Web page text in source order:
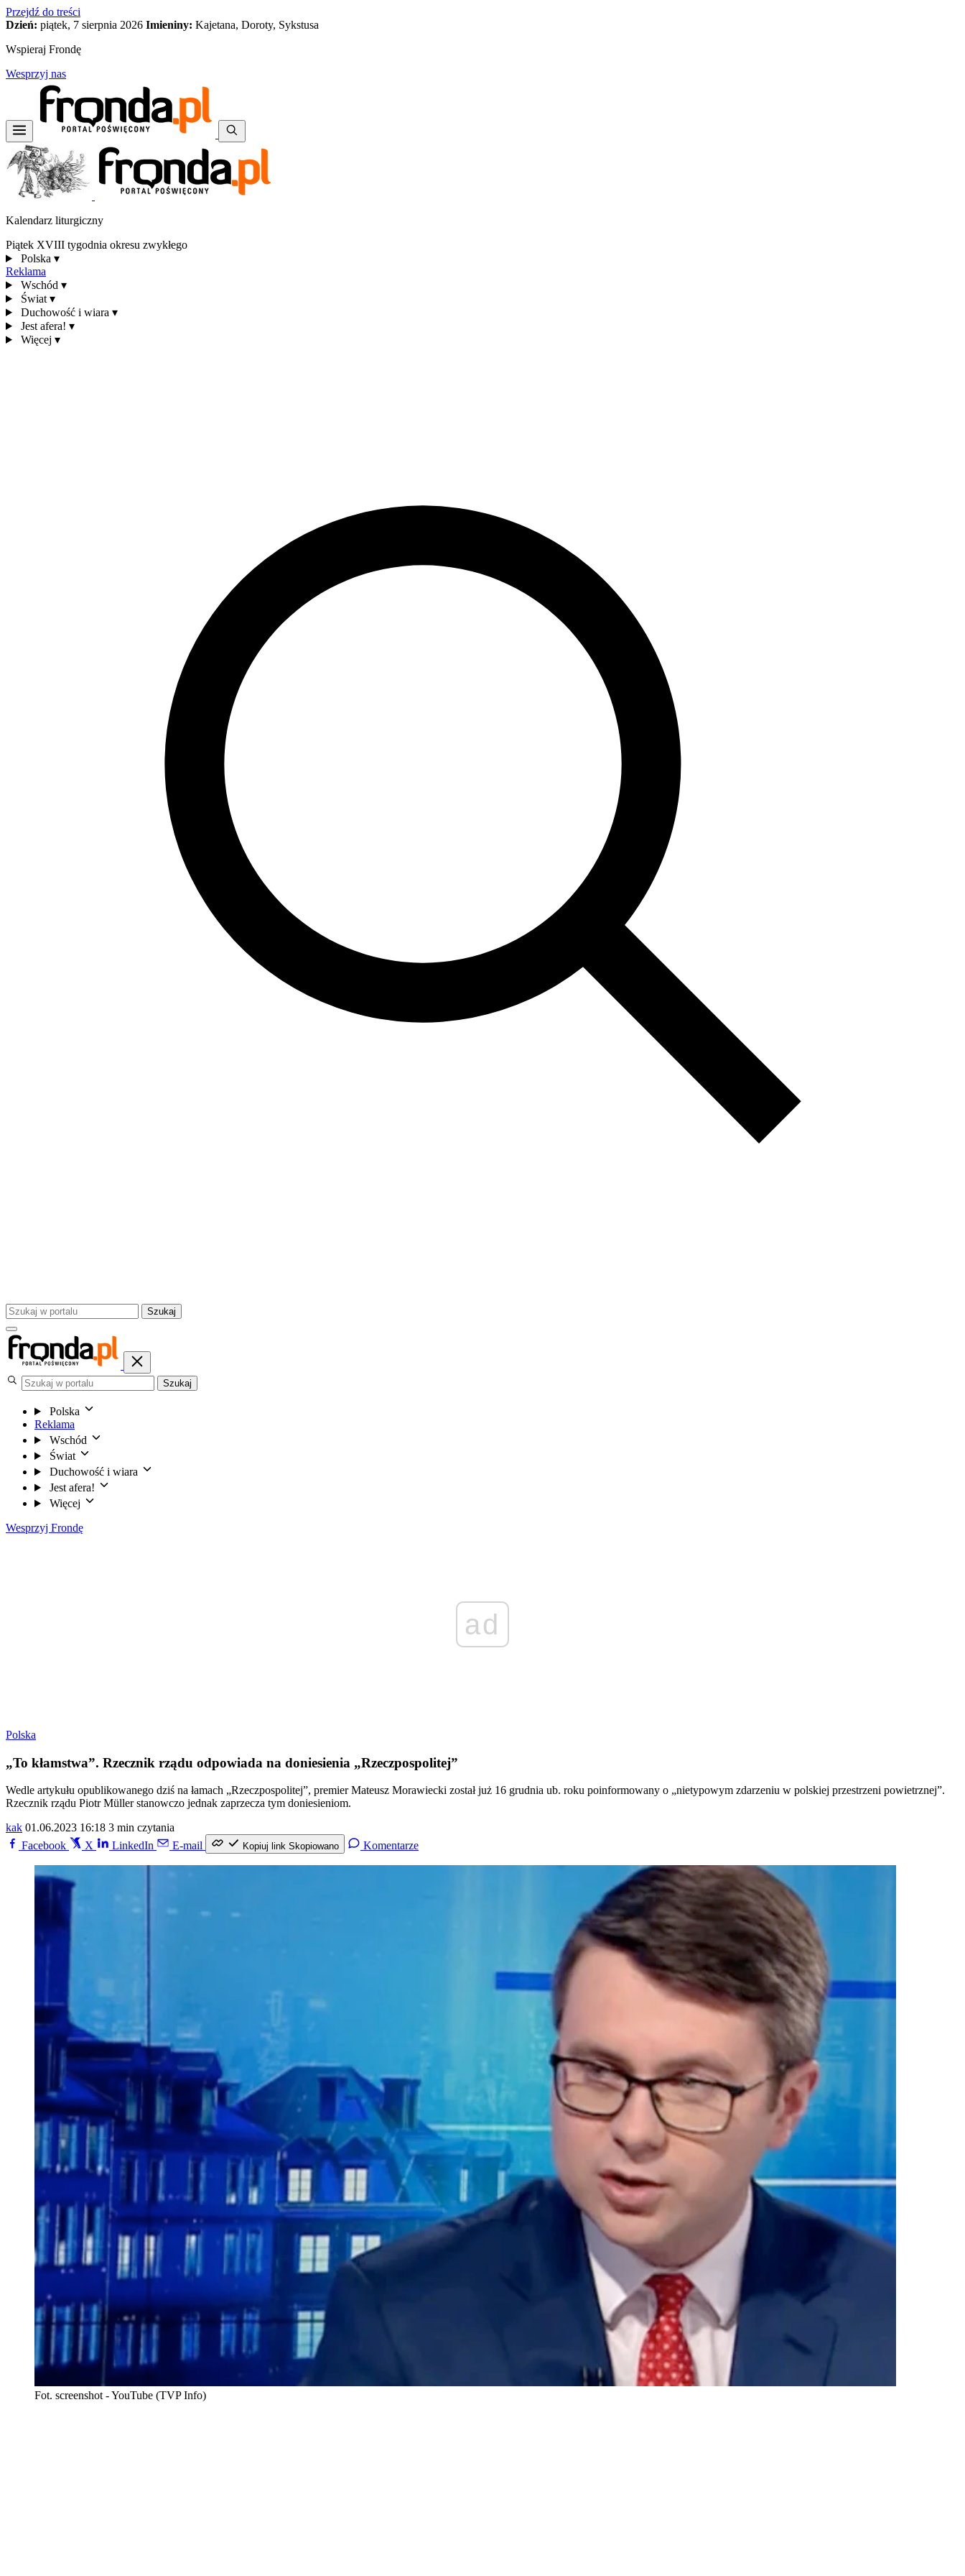
Przejdź do treści
Dzień: piątek, 7 sierpnia 2026 Imieniny: Kajetana, Doroty, Sykstusa
Wspieraj Frondę
Wesprzyj nas
Kalendarz liturgiczny
Piątek XVIII tygodnia okresu zwykłego
Polska ▾
Reklama
Wschód ▾
Świat ▾
Duchowość i wiara ▾
Jest afera! ▾
Więcej ▾
Szukaj
Szukaj
Polska
Reklama
Wschód
Świat
Duchowość i wiara
Jest afera!
Więcej
Wesprzyj Frondę
ad
Polska
„To kłamstwa”. Rzecznik rządu odpowiada na doniesienia „Rzeczpospolitej”
Wedle artykułu opublikowanego dziś na łamach „Rzeczpospolitej”, premier Mateusz Morawiecki został już 16 grudnia ub. roku poinformowany o „nietypowym zdarzeniu w polskiej przestrzeni powietrznej”.
Rzecznik rządu Piotr Müller stanowczo jednak zaprzecza tym doniesieniom.
kak 01.06.2023 16:18 3 min czytania
Facebook
X LinkedIn E-mail Kopiuj link Skopiowano Komentarze
Fot. screenshot - YouTube (TVP Info)